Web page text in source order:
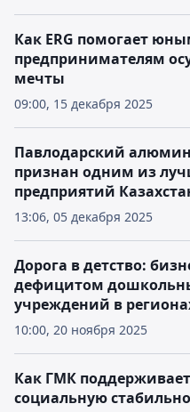
09:00, 15 декабря 2025
Как ERG помогает
предпринимателям
мечты
13:06, 05 декабря 2025
Павлодарский
признан одним из
предприятий
10:00, 20 ноября 2025
Дорога в детство:
дефицитом
учреждений в
Как ГМК
социальную